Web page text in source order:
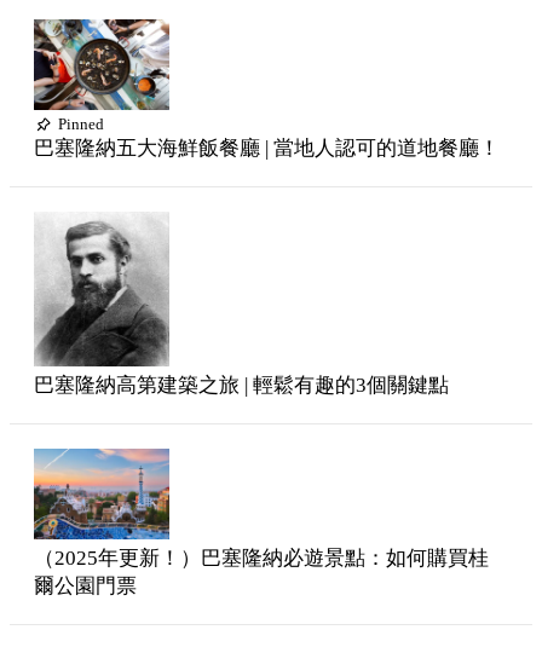
Pinned
巴塞隆納五大海鮮飯餐廳 | 當地人認可的道地餐廳！
巴塞隆納高第建築之旅 | 輕鬆有趣的3個關鍵點
（2025年更新！）巴塞隆納必遊景點：如何購買桂
爾公園門票